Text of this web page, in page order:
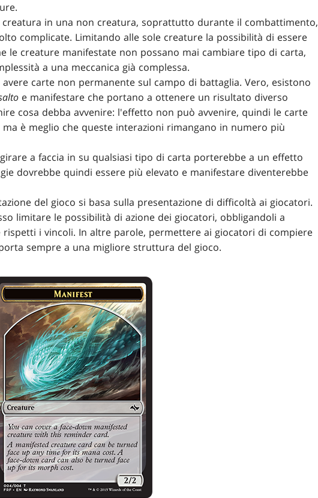
in una non creatura, soprattutto durante il combattimento,
complicate. Limitando alle sole creature la possibilità di essere
le creature manifestate non possano mai cambiare tipo di carta,
a una meccanica già complessa.
carte non permanente sul campo di battaglia. Vero, esistono
e manifestare che portano a ottenere un risultato diverso
cosa debba avvenire: l'effetto non può avvenire, quindi le carte
è meglio che queste interazioni rimangano in numero più
a faccia in su qualsiasi tipo di carta porterebbe a un effetto
dovrebbe quindi essere più elevato e manifestare diventerebbe
del gioco si basa sulla presentazione di difficoltà ai giocatori.
limitare le possibilità di azione dei giocatori, obbligandoli a
i vincoli. In altre parole, permettere ai giocatori di compiere
sempre a una migliore struttura del gioco.